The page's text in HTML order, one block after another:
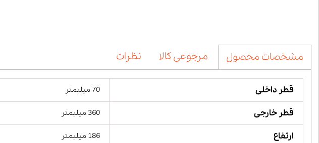
مشخصات محصول مرجوعی کالا نظرات
قطر داخلی 70 میلیمتر
قطر خارجی 360 میلیمتر
ارتفاع 186 میلیمتر